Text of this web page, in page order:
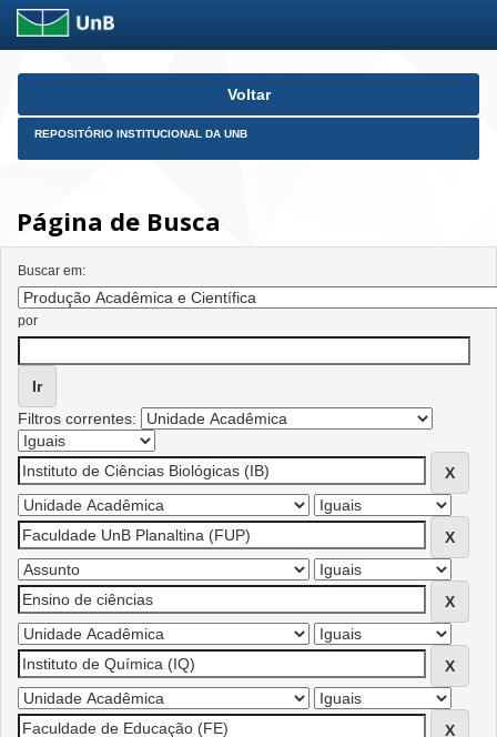
Skip
Voltar
REPOSITÓRIO INSTITUCIONAL DA UNB
Página de Busca
Buscar em:
por
Filtros correntes: